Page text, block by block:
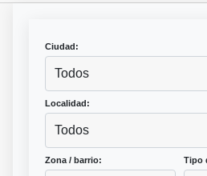
Ciudad:
Todos
Localidad:
Todos
Zona / barrio: Tipo